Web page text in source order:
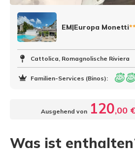
EM|Europa Monetti
Cattolica, Romagnolische Riviera
Familien-Services (Binos):
Was ist
Ausgehend von 120,00